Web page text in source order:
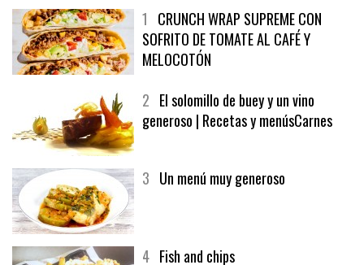
1CRUNCH WRAP SUPREME CON
SOFRITO DE TOMATE AL CAFÉ Y
MELOCOTÓN
2El solomillo de buey y un vino